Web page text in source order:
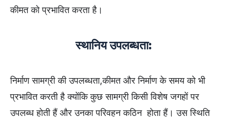
कीमत को प्रभावित करता है।
स्थानिय उपलब्धता:
निर्माण सामग्री की उपलब्धता,कीमत और निर्माण के समय को भी
प्रभावित करती है क्योंकि कुछ सामग्री किसी विशेष जगहों पर
उपलब्ध होती हैं और उनका परिवहन कठिन होता हैं। उस स्थिति